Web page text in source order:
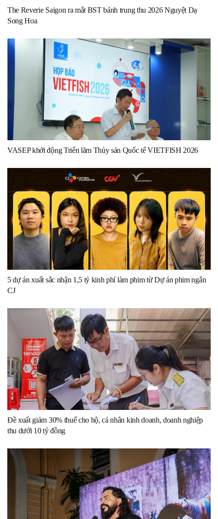
The Reverie Saigon ra mắt BST bánh trung thu 2026 Nguyệt Dạ
Song Hoa
VASEP khởi động Triển lãm Thủy sản Quốc tế VIETFISH 2026
5 dự án xuất sắc nhận 1,5 tỷ kinh phí làm phim từ Dự án phim ngắn
CJ
Đề xuất giảm 30% thuế cho hộ, cá nhân kinh doanh, doanh nghiệp
thu dưới 10 tỷ đồng